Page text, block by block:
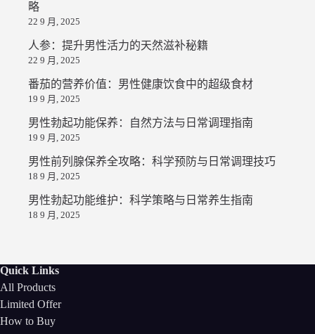
略
22 9 月, 2025
人参：提升男性活力的天然滋补秘籍
22 9 月, 2025
番茄的营养价值：男性健康饮食中的超级食材
19 9 月, 2025
男性勃起功能保养：自然方法与日常调理指南
19 9 月, 2025
男性前列腺保养全攻略：科学预防与日常调理技巧
18 9 月, 2025
男性勃起功能维护：科学策略与日常养生指南
18 9 月, 2025
Quick Links
All Products
Limited Offer
How to Buy